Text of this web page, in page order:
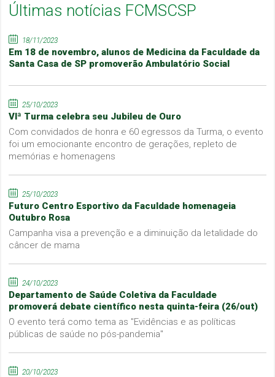
Últimas notícias FCMSCSP
18/11/2023
Em 18 de novembro, alunos de Medicina da Faculdade da
Santa Casa de SP promoverão Ambulatório Social
25/10/2023
VIª Turma celebra seu Jubileu de Ouro
Com convidados de honra e 60 egressos da Turma, o evento
foi um emocionante encontro de gerações, repleto de
memórias e homenagens
25/10/2023
Futuro Centro Esportivo da Faculdade homenageia
Outubro Rosa
Campanha visa a prevenção e a diminuição da letalidade do
câncer de mama
24/10/2023
Departamento de Saúde Coletiva da Faculdade
promoverá debate científico nesta quinta-feira (26/out)
O evento terá como tema as "Evidências e as políticas
públicas de saúde no pós-pandemia"
20/10/2023